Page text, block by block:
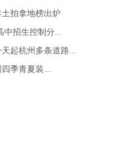
拍拿地榜出炉
招生控制分...
起杭州多条道路...
季青夏装...